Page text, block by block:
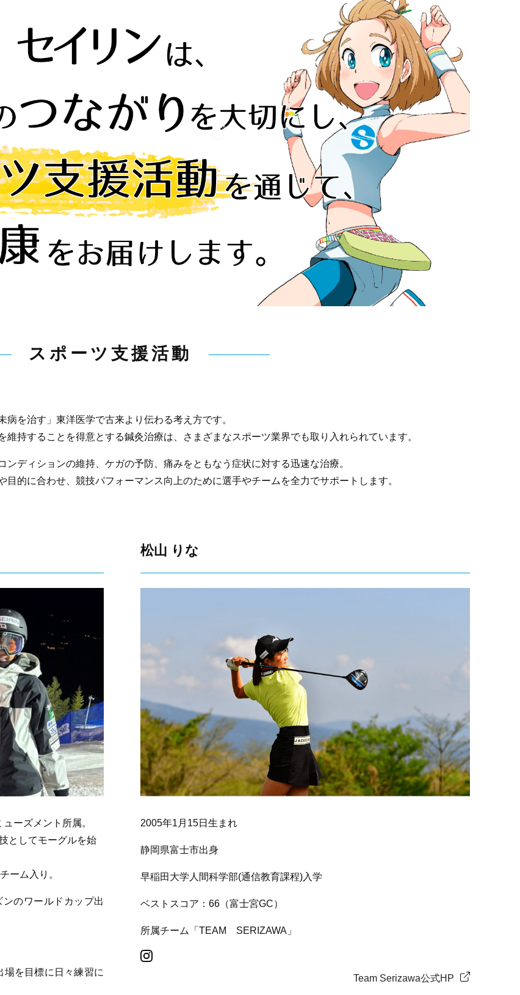
スポーツ支援活動
未病を治す」東洋医学で古来より伝わる考え方です。
持することを得意とする鍼灸治療は、さまざまなスポーツ業界でも取り入れられています。
ンディションの維持、ケガの予防、痛みをともなう症状に対する迅速な治療。
目的に合わせ、競技パフォーマンス向上のために選手やチームを全力でサポートします。
ーズメント所属。
としてモーグルを始
ーム入り。
のワールドカップ出
を目標に日々練習に
松山 りな
2005年1月15日生まれ
静岡県富士市出身
早稲田大学人間科学部(通信教育課程)入学
ベストスコア：66（富士宮GC）
所属チーム「TEAM SERIZAWA」
Team Serizawa公式HP